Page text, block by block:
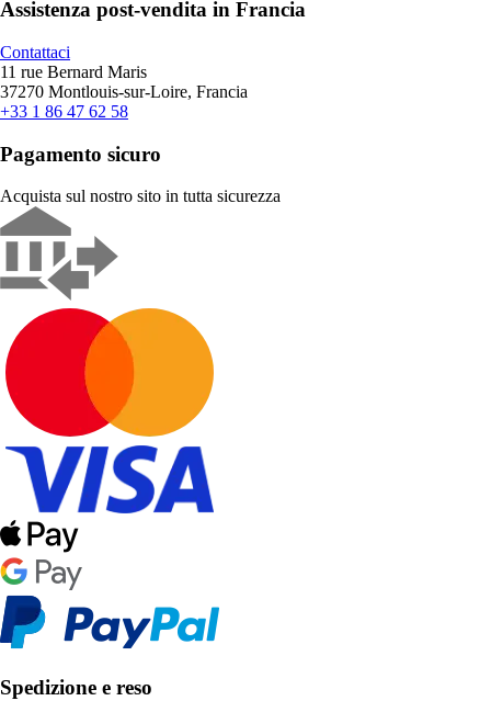
Assistenza post-vendita in Francia
Contattaci
11 rue Bernard Maris
37270 Montlouis-sur-Loire, Francia
+33 1 86 47 62 58
Pagamento sicuro
Acquista sul nostro sito in tutta sicurezza
Spedizione e reso